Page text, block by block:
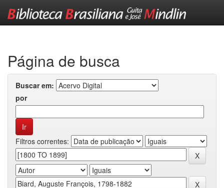
Página de busca
Buscar em:
por
Filtros correntes: